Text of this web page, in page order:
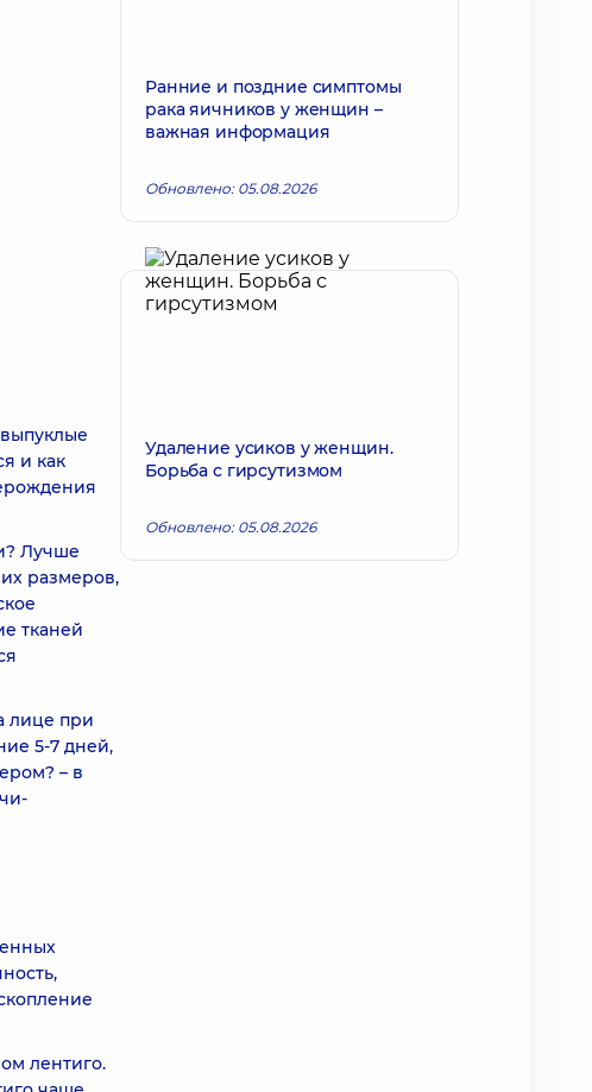
и как
Лучше
размеров,
тканей
лице при
5-7 дней,
– в
лентиго.
Ранние и поздние симптомы
рака яичников у женщин –
важная информация
Обновлено: 05.08.2026
Удаление усиков у женщин.
Борьба с гирсутизмом
Обновлено: 05.08.2026